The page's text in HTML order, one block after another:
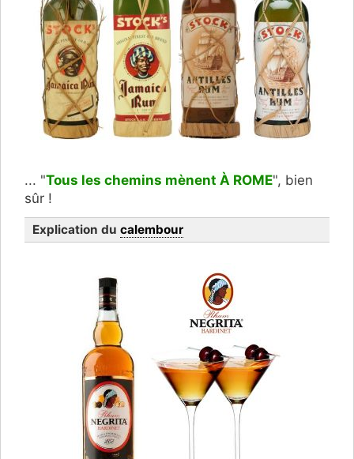
... "Tous les chemins mènent À ROME", bien
sûr !
Explication du calembour